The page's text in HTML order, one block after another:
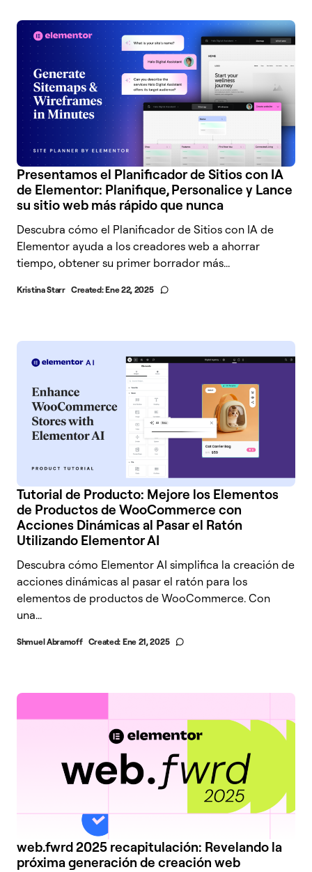
Presentamos el Planificador de Sitios con IA
de Elementor: Planifique, Personalice y Lance
su sitio web más rápido que nunca
Descubra cómo el Planificador de Sitios con IA de
Elementor ayuda a los creadores web a ahorrar
tiempo, obtener su primer borrador más...
Kristina Starr Created:Ene 22, 2025
Tutorial de Producto: Mejore los Elementos
de Productos de WooCommerce con
Acciones Dinámicas al Pasar el Ratón
Utilizando Elementor AI
Descubra cómo Elementor AI simplifica la creación de
acciones dinámicas al pasar el ratón para los
elementos de productos de WooCommerce. Con
una...
Shmuel Abramoff Created: Ene 21, 2025
web.fwrd 2025 recapitulación: Revelando la
próxima generación de creación web